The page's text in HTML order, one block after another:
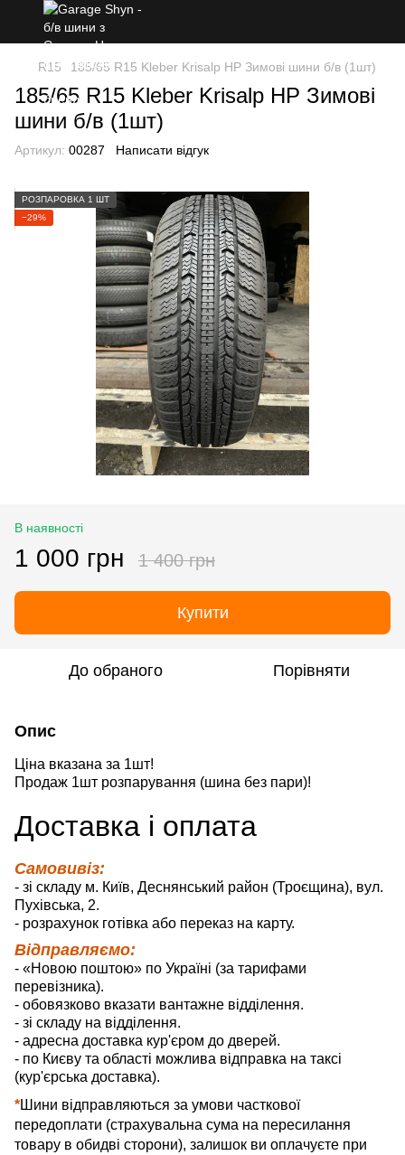
R15 185/65 R15 Kleber Krisalp HP Зимові шини б/в (1шт)
185/65 R15 Kleber Krisalp HP Зимові
шини б/в (1шт)
Артикул: 00287 Написати відгук
РОЗПАРОВКА 1 ШТ
−29%
В наявності
1 000 грн 1 400 грн
Купити
До обраного Порівняти
Опис
Ціна вказана за 1шт!
Продаж 1шт розпарування (шина без пари)!
Доставка і оплата
Самовивіз:
- зі складу м. Київ, Деснянський район (Троєщина), вул.
Пухівська, 2.
- розрахунок готівка або переказ на карту.
Відправляємо:
- «Новою поштою» по Україні (за тарифами
перевізника).
- обовязково вказати вантажне відділення.
- зі складу на відділення.
- адресна доставка кур'єром до дверей.
- по Києву та області можлива відправка на таксі
(кур'єрська доставка).
*Шини відправляються за умови часткової
передоплати (страхувальна сума на пересилання
товару в обидві сторони), залишок ви оплачуєте при